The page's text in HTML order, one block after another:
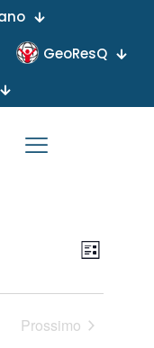
GeoResQ
Viste
Evento
Lista
Prossimo